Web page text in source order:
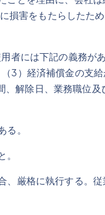
損害をもたらしたた
者には下記の義務があ
3）経済補償金の支
、解除日、業務職位及
。
、厳格に執行する。従